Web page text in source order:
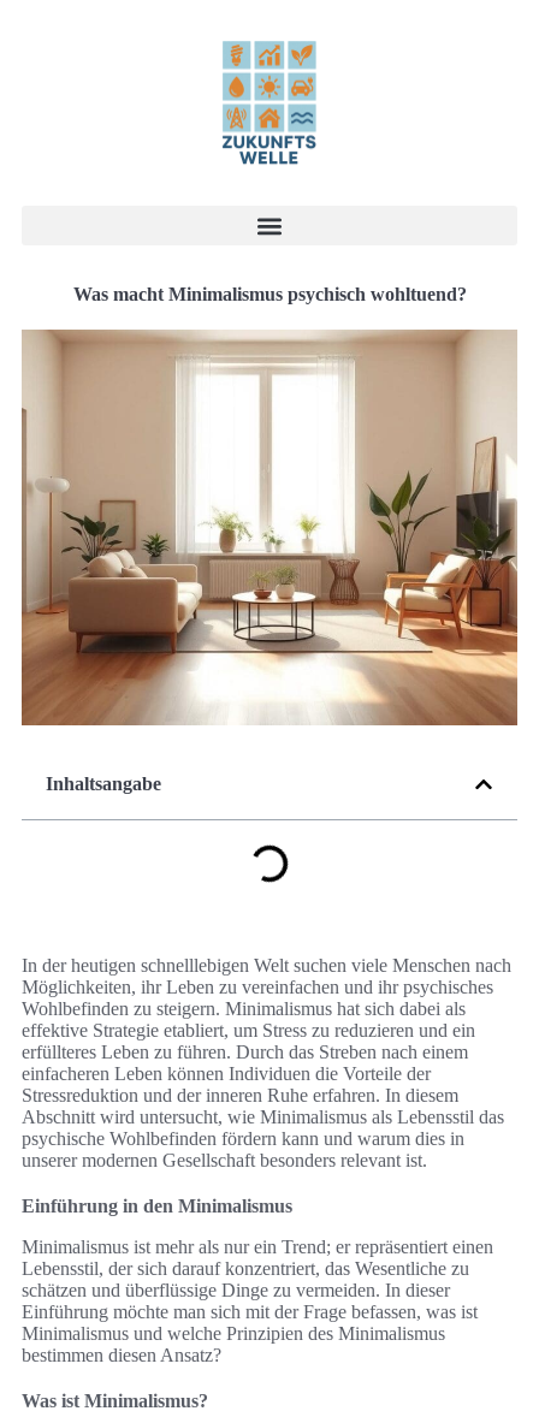
Was macht Minimalismus psychisch wohltuend?
Inhaltsangabe
In der heutigen schnelllebigen Welt suchen viele Menschen nach
Möglichkeiten, ihr Leben zu vereinfachen und ihr psychisches
Wohlbefinden zu steigern. Minimalismus hat sich dabei als
effektive Strategie etabliert, um Stress zu reduzieren und ein
erfüllteres Leben zu führen. Durch das Streben nach einem
einfacheren Leben können Individuen die Vorteile der
Stressreduktion und der inneren Ruhe erfahren. In diesem
Abschnitt wird untersucht, wie Minimalismus als Lebensstil das
psychische Wohlbefinden fördern kann und warum dies in
unserer modernen Gesellschaft besonders relevant ist.
Einführung in den Minimalismus
Minimalismus ist mehr als nur ein Trend; er repräsentiert einen
Lebensstil, der sich darauf konzentriert, das Wesentliche zu
schätzen und überflüssige Dinge zu vermeiden. In dieser
Einführung möchte man sich mit der Frage befassen, was ist
Minimalismus und welche Prinzipien des Minimalismus
bestimmen diesen Ansatz?
Was ist Minimalismus?